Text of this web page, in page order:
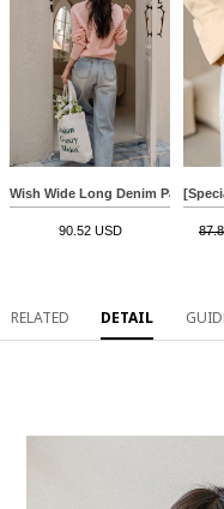
Wish Wide Long Denim Pants
90.52 USD
RELATED DETAIL